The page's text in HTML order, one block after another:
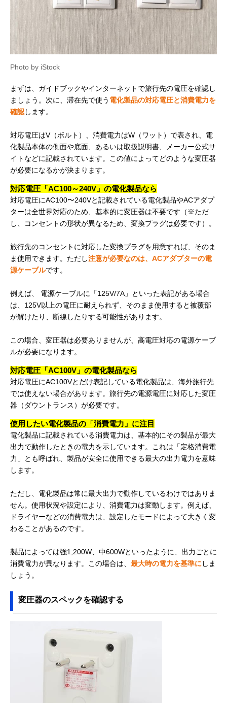
Photo by iStock
まずは、ガイドブックやインターネットで旅行先の電圧を確認し
ましょう。次に、滞在先で使う 電化製品の対応電圧と消費電力を
確認します。
対応電圧はV（ボルト）、消費電力はW（ワット）で表され、電
化製品本体の側面や底面、あるいは取扱説明書、メーカー公式サ
イトなどに記載されています。この値によってどのような変圧器
が必要になるかが決まります。
対応電圧「AC100～240V」の電化製品なら
対応電圧にAC100〜240Vと記載されている電化製品やACアダプ
ターは全世界対応のため、基本的に変圧器は不要です（※ただ
し、コンセントの形状が異なるため、変換プラグは必要です）。
旅行先のコンセントに対応した変換プラグを用意すれば、そのま
ま使用できます。ただし注意が必要なのは、ACアダプターの電
源ケーブルです。
例えば、 電源ケーブルに「125V/7A」といった表記がある場合
は、125V以上の電圧に耐えられず、そのまま使用すると被覆部
が解けたり、断線したりする可能性があります。
この場合、変圧器は必要ありませんが、高電圧対応の電源ケーブ
ルが必要になります。
対応電圧「AC100V」の電化製品なら
対応電圧にAC100Vとだけ表記している電化製品は、海外旅行先
では使えない場合があります。旅行先の電源電圧に対応した変圧
器（ダウントランス）が必要です。
使用したい電化製品の「消費電力」に注目
電化製品に記載されている消費電力は、基本的にその製品が最大
出力で動作したときの電力を示しています。これは「定格消費電
力」とも呼ばれ、製品が安全に使用できる最大の出力電力を意味
します。
ただし、電化製品は常に最大出力で動作しているわけではありま
せん。使用状況や設定により、消費電力は変動します。例えば、
ドライヤーなどの消費電力は、設定したモードによって大きく変
わることがあるのです。
製品によっては強1,200W、中600Wといったように、出力ごとに
消費電力が異なります。この場合は、 最大時の電力を基準に しま
しょう。
変圧器のスペックを確認する